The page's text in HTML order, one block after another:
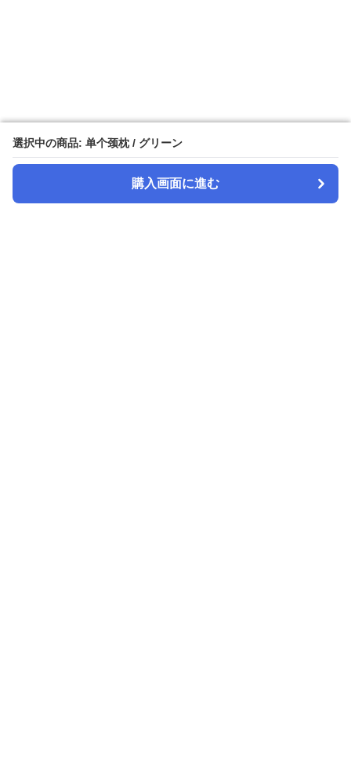
選択中の商品: 单个颈枕 / グリーン
購入画面に進む
選択中の商品: 单个颈枕 / グリーン
購入画面に進む